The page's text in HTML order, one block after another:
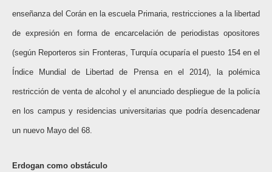
enseñanza del Corán en la escuela Primaria, restricciones a la libertad
de expresión en forma de encarcelación de periodistas opositores
(según Reporteros sin Fronteras, Turquía ocuparía el puesto 154 en el
Índice Mundial de Libertad de Prensa en el 2014), la polémica
restricción de venta de alcohol y el anunciado despliegue de la policía
en los campus y residencias universitarias que podría desencadenar
un nuevo Mayo del 68.
Erdogan como obstáculo